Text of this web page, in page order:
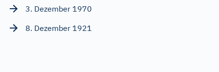
3. Dezember 1970
8. Dezember 1921